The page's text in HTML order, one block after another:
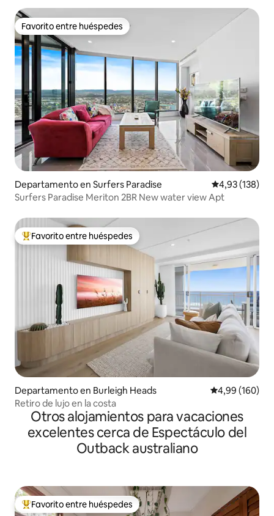
Favorito entre huéspedes
Favorito entre huéspedes
Departamento en Surfers Paradise Calificación
4,93 (138)
Surfers Paradise Meriton 2BR New water view Apt
Favorito entre los huéspedes más destacados
Favorito entre huéspedes
Departamento en Burleigh Heads Calificación
4,99 (160)
Retiro de lujo en la costa
Otros alojamientos para vacaciones
excelentes cerca de Espectáculo del
Outback australiano
Favorito entre los huéspedes más destacados
Favorito entre huéspedes